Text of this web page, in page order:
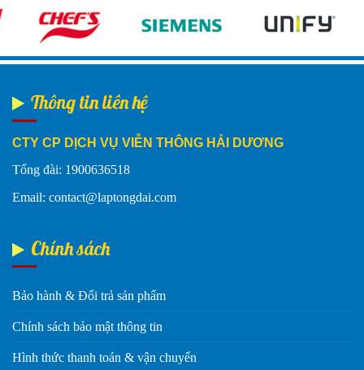
Thông tin liên hệ
CTY CP DỊCH VỤ VIỄN THÔNG HẢI DƯƠNG
Tổng đài: 1900636518
Email: contact@laptongdai.com
Chính sách
Bảo hành & Đổi trả sản phẩm
Chính sách bảo mật thông tin
Hình thức thanh toán & vận chuyển